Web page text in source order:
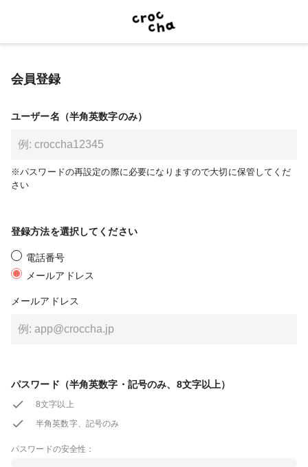
会員登録
ユーザー名（半角英数字のみ）
※パスワードの再設定の際に必要になりますので大切に保管してくだ
さい
登録方法を選択してください
電話番号
メールアドレス
メールアドレス
パスワード（半角英数字・記号のみ、8文字以上）
8文字以上
半角英数字、記号のみ
パスワードの安全性：